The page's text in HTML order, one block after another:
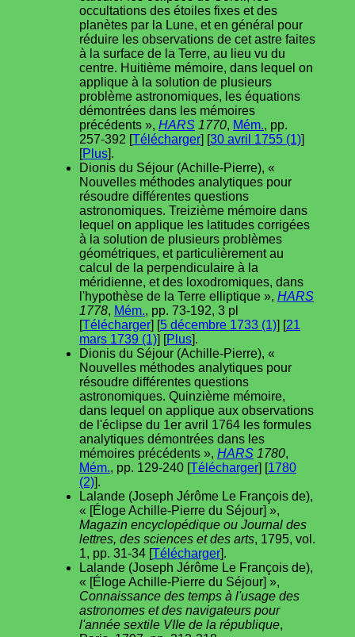
occultations des étoiles fixes et des
planètes par la Lune, et en général pour
réduire les observations de cet astre faites
à la surface de la Terre, au lieu vu du
centre. Huitième mémoire, dans lequel on
applique à la solution de plusieurs
problème astronomiques, les équations
démontrées dans les mémoires
précédents », HARS 1770, Mém., pp.
257-392 [Télécharger] [30 avril 1755 (1)]
[Plus].
Dionis du Séjour (Achille-Pierre), «
Nouvelles méthodes analytiques pour
résoudre différentes questions
astronomiques. Treizième mémoire dans
lequel on applique les latitudes corrigées
à la solution de plusieurs problèmes
géométriques, et particulièrement au
calcul de la perpendiculaire à la
méridienne, et des loxodromiques, dans
l'hypothèse de la Terre elliptique », HARS
1778, Mém., pp. 73-192, 3 pl
[Télécharger] [5 décembre 1733 (1)] [21
mars 1739 (1)] [Plus].
Dionis du Séjour (Achille-Pierre), «
Nouvelles méthodes analytiques pour
résoudre différentes questions
astronomiques. Quinzième mémoire,
dans lequel on applique aux observations
de l'éclipse du 1er avril 1764 les formules
analytiques démontrées dans les
mémoires précédents », HARS 1780,
Mém., pp. 129-240 [Télécharger] [1780
(2)].
Lalande (Joseph Jérôme Le François de),
« [Éloge Achille-Pierre du Séjour] »,
Magazin encyclopédique ou Journal des
lettres, des sciences et des arts, 1795, vol.
1, pp. 31-34 [Télécharger].
Lalande (Joseph Jérôme Le François de),
« [Éloge Achille-Pierre du Séjour] »,
Connaissance des temps à l'usage des
astronomes et des navigateurs pour
l'année sextile VIIe de la république,